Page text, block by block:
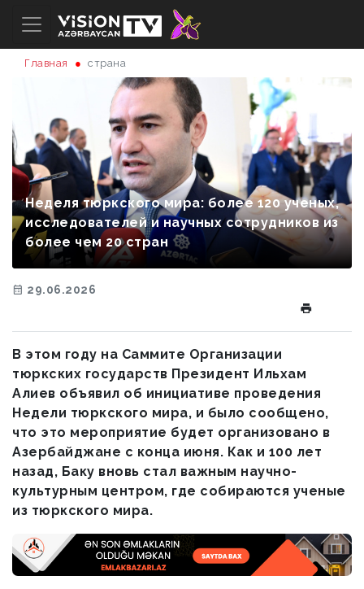
Главная страна
Неделя тюркского мира: более 120 ученых,
исследователей и научных сотрудников из
более чем 20 стран
29.06.2026
В этом году на Саммите Организации
тюркских государств Президент Ильхам
Алиев объявил об инициативе проведения
Недели тюркского мира, и было сообщено,
что это мероприятие будет организовано в
Азербайджане с конца июня. Как и 100 лет
назад, Баку вновь стал важным научно-
культурным центром, где собираются ученые
из тюркского мира.